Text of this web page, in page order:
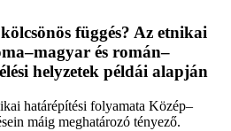
függés? Az etnikai
és román–
helyzetek példái alapján
határépítési folyamata Közép–
máig meghatározó tényező.